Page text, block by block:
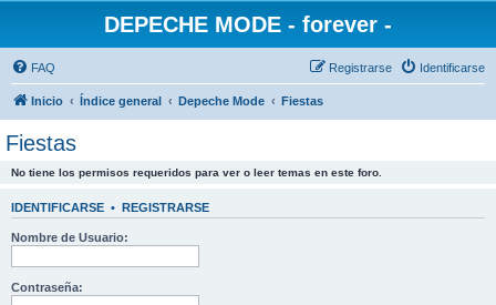
DEPECHE MODE - forever -
FAQ Identificarse
Registrarse
Inicio Índice general Depeche Mode Fiestas
Fiestas
No tiene los permisos requeridos para ver o leer temas en este foro.
IDENTIFICARSE • REGISTRARSE
Nombre de Usuario:
Contraseña: